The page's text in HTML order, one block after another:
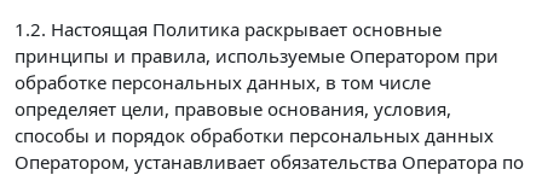
1.2. Настоящая Политика раскрывает основные
принципы и правила, используемые Оператором при
обработке персональных данных, в том числе
определяет цели, правовые основания, условия,
способы и порядок обработки персональных данных
Оператором, устанавливает обязательства Оператора по